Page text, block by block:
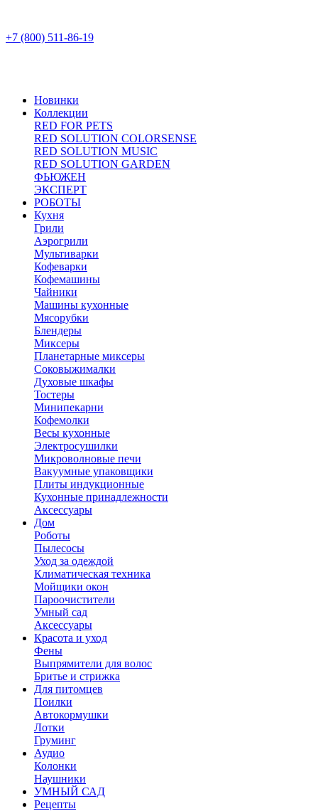
+7 (800) 511-86-19
Новинки
Коллекции
RED FOR PETS
RED SOLUTION COLORSENSE
RED SOLUTION MUSIC
RED SOLUTION GARDEN
ФЬЮЖЕН
ЭКСПЕРТ
РОБОТЫ
Кухня
Грили
Аэрогрили
Мультиварки
Кофеварки
Кофемашины
Чайники
Машины кухонные
Мясорубки
Блендеры
Миксеры
Планетарные миксеры
Соковыжималки
Духовые шкафы
Тостеры
Минипекарни
Кофемолки
Весы кухонные
Электросушилки
Микроволновые печи
Вакуумные упаковщики
Плиты индукционные
Кухонные принадлежности
Аксессуары
Дом
Роботы
Пылесосы
Уход за одеждой
Климатическая техника
Мойщики окон
Пароочистители
Умный сад
Аксессуары
Красота и уход
Фены
Выпрямители для волос
Бритье и стрижка
Для питомцев
Поилки
Автокормушки
Лотки
Груминг
Аудио
Колонки
Наушники
УМНЫЙ САД
Рецепты